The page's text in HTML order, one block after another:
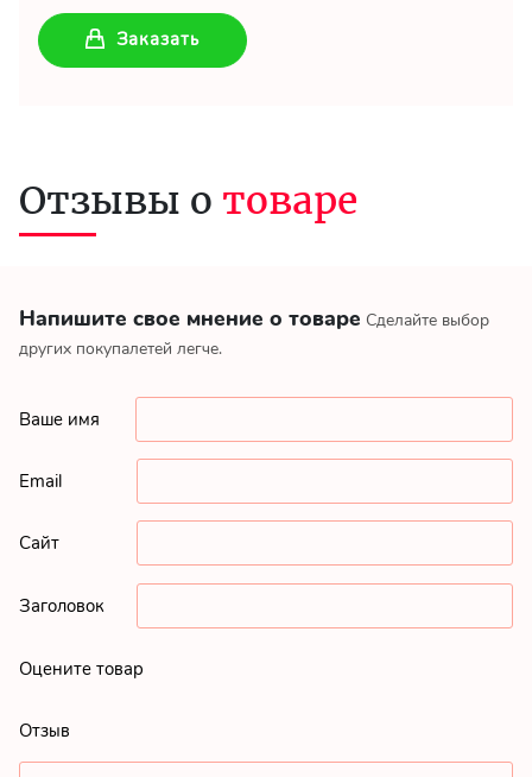
Заказать
Напишите свое мнение о товаре Сделайте выбор
других покупалетей легче.
Ваше имя
Email
Сайт
Заголовок
Оцените товар
Отзыв
Отзывы о товаре